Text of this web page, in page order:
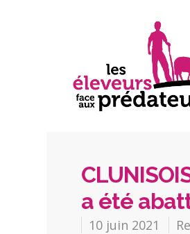
a été
10 juin 2021